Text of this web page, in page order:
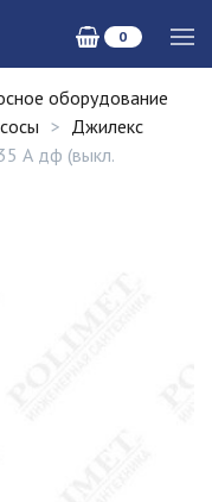
0
оборудование
Джилекс
А дф (выкл.